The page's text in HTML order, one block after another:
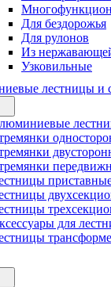
Для бездорожья
Для рулонов
Из
Узковильные
лестницы и
для